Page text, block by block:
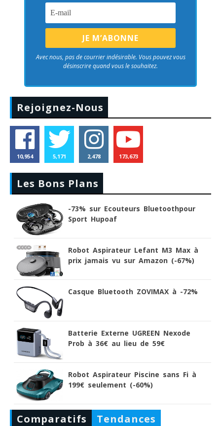
Avec nous, pas de courrier indésirable. Vous pouvez vous
désinscrire quand vous le souhaitez.
Rejoignez-Nous
10,954 5,171 2,478 173,673
Les Bons Plans
-73% sur Ecouteurs Bluetoothpour
Sport Hupoaf
Robot Aspirateur Lefant M3 Max à
prix jamais vu sur Amazon (-67%)
Casque Bluetooth ZOVIMAX à -72%
Batterie Externe UGREEN Nexode
Prob à 36€ au lieu de 59€
Robot Aspirateur Piscine sans Fi à
199€ seulement (-60%)
Comparatifs Tendances